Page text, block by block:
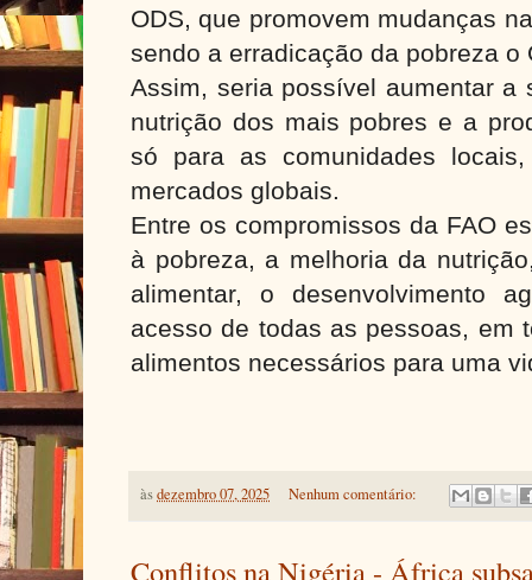
ODS, que promovem mudanças
sendo a erradicação da pobreza o
Assim, seria possível aumentar a
nutrição dos mais pobres e a
só para as comunidades
mercados globais.
Entre os compromissos da FAO
à pobreza, a melhoria da
alimentar, o desenvolvimento
acesso de todas as pessoas, em
alimentos necessários para uma
àsdezembro 07, 2025 Nenhum comentário:
Conflitos na Nigéria - África